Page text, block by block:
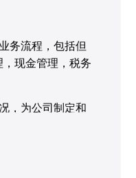
务流程，包括但
现金管理，税务
，为公司制定和
相关的管理和决